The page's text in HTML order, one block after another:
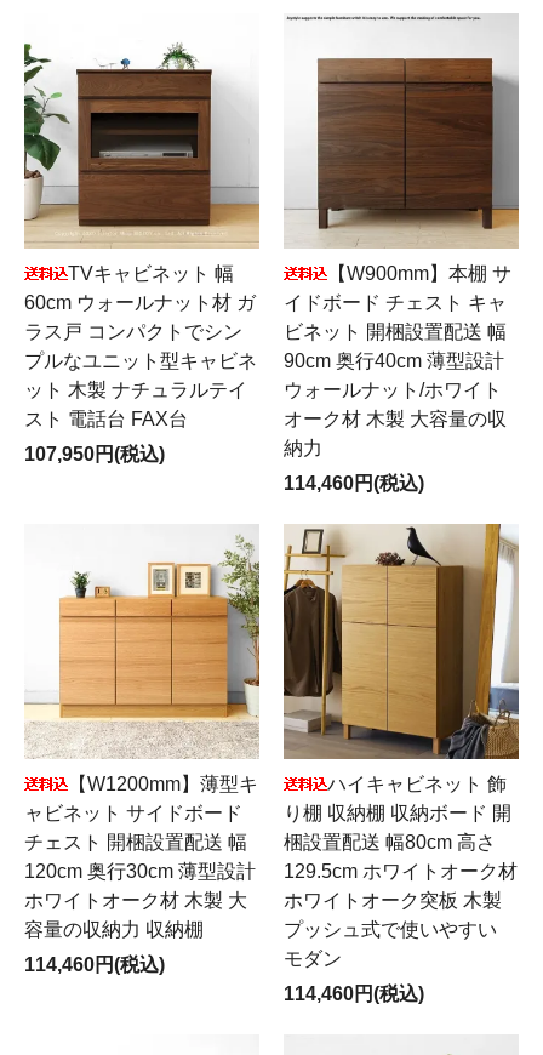
TVキャビネット 幅
60cm ウォールナット材 ガ
ラス戸 コンパクトでシン
プルなユニット型キャビネ
ット 木製 ナチュラルテイ
スト 電話台 FAX台
107,950円(税込)
【W900mm】本棚 サ
イドボード チェスト キャ
ビネット 開梱設置配送 幅
90cm 奥行40cm 薄型設計
ウォールナット/ホワイト
オーク材 木製 大容量の収
納力
114,460円(税込)
【W1200mm】薄型キ
ャビネット サイドボード
チェスト 開梱設置配送 幅
120cm 奥行30cm 薄型設計
ホワイトオーク材 木製 大
容量の収納力 収納棚
114,460円(税込)
ハイキャビネット 飾
り棚 収納棚 収納ボード 開
梱設置配送 幅80cm 高さ
129.5cm ホワイトオーク材
ホワイトオーク突板 木製
プッシュ式で使いやすい
モダン
114,460円(税込)